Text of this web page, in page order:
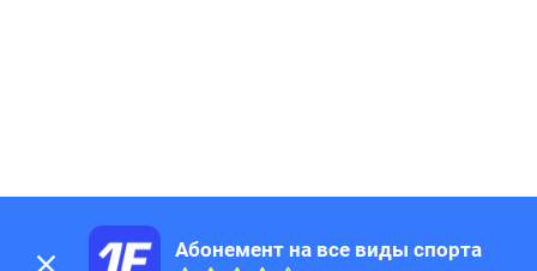
Абонемент на все виды спорта